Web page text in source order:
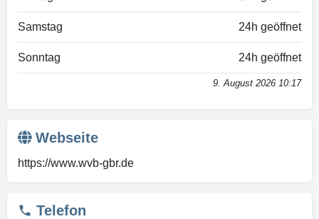
Samstag 24h geöffnet
Sonntag 24h geöffnet
9. August 2026 10:17
Webseite
https://www.wvb-gbr.de
Telefon